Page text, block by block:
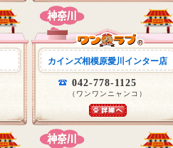
カインズ相模原愛川インター店
042-778-1125
（ワンワンニャンコ）